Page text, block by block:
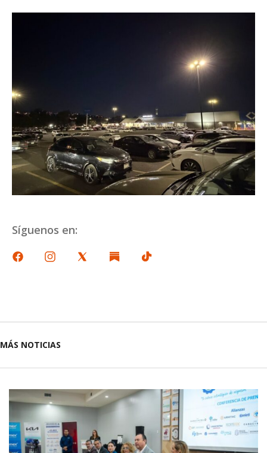
Síguenos en:
MÁS NOTICIAS